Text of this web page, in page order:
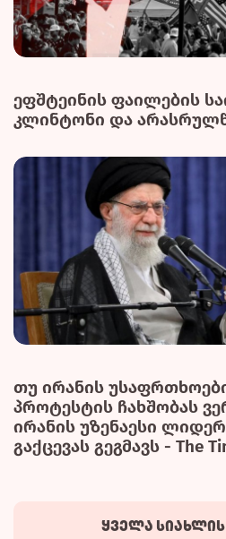
ეფშტეინის ფაილების
კლინტონი და
თუ ირანის
პროტესტის ჩახშობას
ირანის უზენაესი
გაქცევას გეგმავს - The
ყველა სიახლის